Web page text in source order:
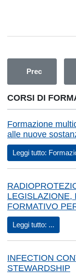
Articolo
Prec
CORSI DI
Formazione
alle nuove
Leggi tutto:
LEGISLAZIONE,
FORMATIVO
Leggi tutto: ...
INFECTION
STEWARDSHIP